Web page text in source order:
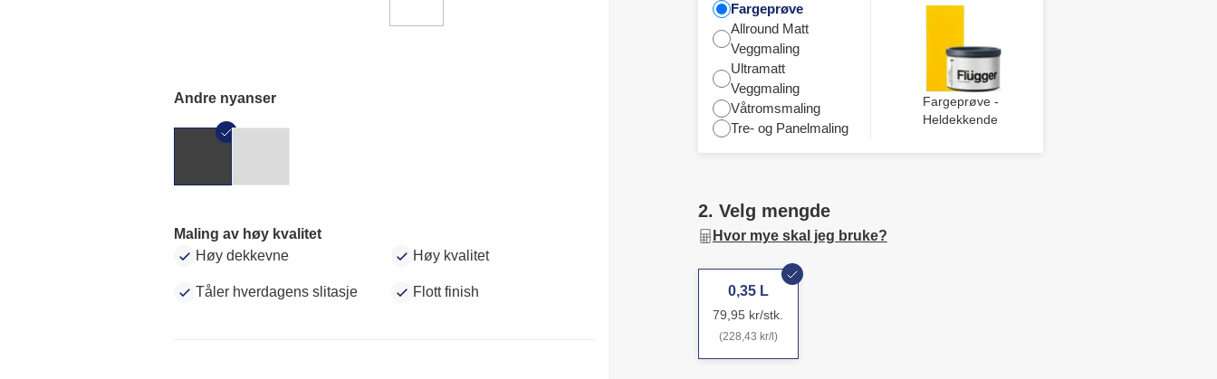
Andre nyanser
Maling av høy kvalitet
Høy dekkevne
Høy kvalitet
Tåler hverdagens slitasje Flott finish
Fargeprøve
Allround Matt
Veggmaling
Ultramatt
Veggmaling
Våtromsmaling
Tre- og Panelmaling
Fargeprøve -
Heldekkende
2. Velg mengde
Hvor mye skal jeg bruke?
0,35 L
79,95 kr/stk.
(228,43 kr/l)